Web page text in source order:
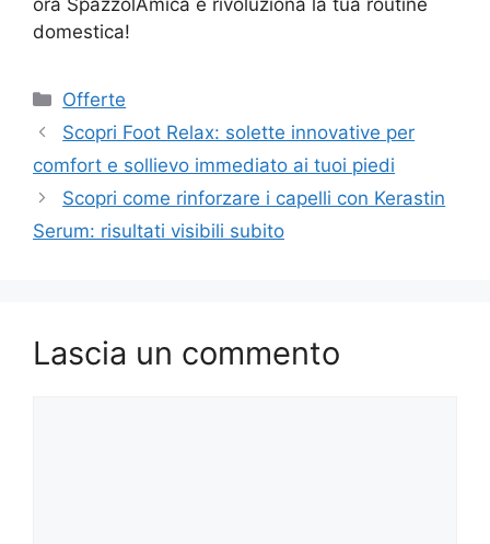
ora SpazzolAmica e rivoluziona la tua routine
domestica!
Categorie
Offerte
Scopri Foot Relax: solette innovative per
comfort e sollievo immediato ai tuoi piedi
Scopri come rinforzare i capelli con Kerastin
Serum: risultati visibili subito
Lascia un commento